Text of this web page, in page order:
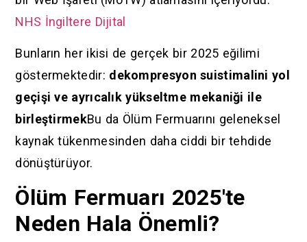
NHS İngiltere Dijital
Bunların her ikisi de gerçek bir 2025 eğilimi
göstermektedir: dekompresyon suistimalini yol
geçişi ve ayrıcalık yükseltme mekaniği ile
birleştirmekBu da Ölüm Fermuarını geleneksel
kaynak tükenmesinden daha ciddi bir tehdide
dönüştürüyor.
Ölüm Fermuarı 2025'te
Neden Hala Önemli?